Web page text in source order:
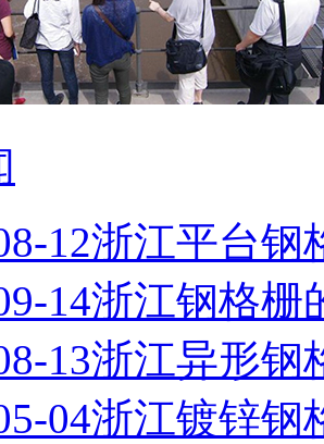
12浙江平台钢
14浙江钢格栅
13浙江异形钢
04浙江镀锌钢